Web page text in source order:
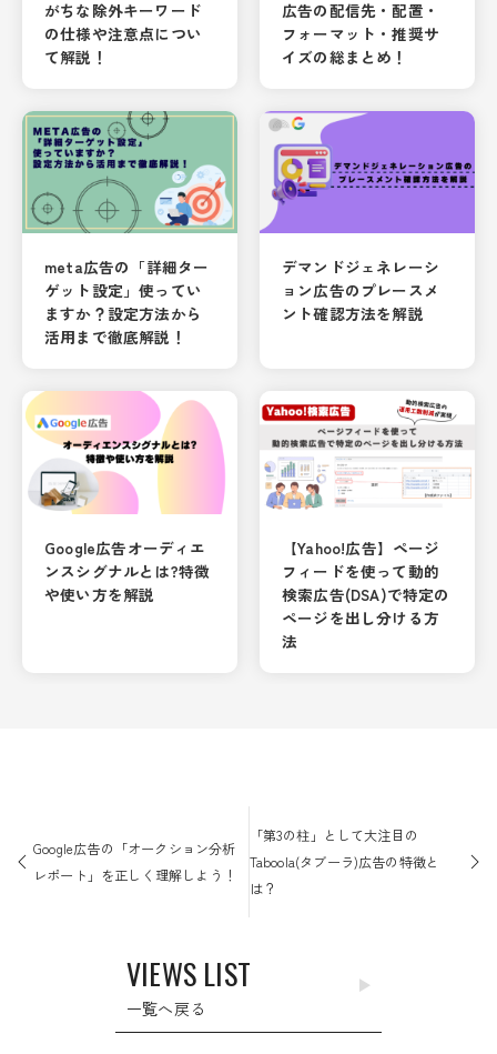
がちな除外キーワード
の仕様や注意点につい
て解説！
広告の配信先・配置・
フォーマット・推奨サ
イズの総まとめ！
meta広告の「詳細ター
ゲット設定」使ってい
ますか？設定方法から
活用まで徹底解説！
デマンドジェネレーシ
ョン広告のプレースメ
ント確認方法を解説
Google広告オーディエ
ンスシグナルとは?特徴
や使い方を解説
【Yahoo!広告】ページ
フィードを使って動的
検索広告(DSA)で特定の
ページを出し分ける方
法
ナ
ビ
Google広告の「オークション分析
レポート」を正しく理解しよう！
「第3の柱」として大注目の
Taboola(タブーラ)広告の特徴と
は？
VIEWS LIST
一覧へ戻る